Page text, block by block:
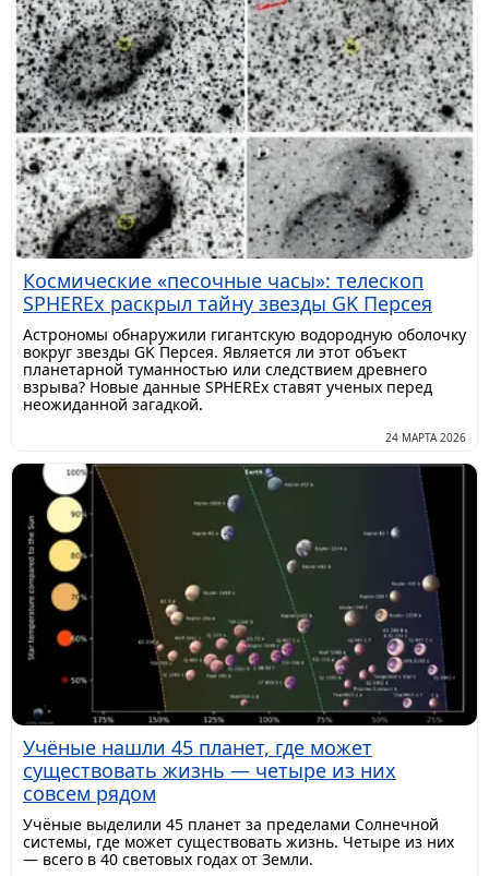
Космические «песочные часы»: телескоп
SPHEREx раскрыл тайну звезды GK Персея
Астрономы обнаружили гигантскую водородную оболочку
вокруг звезды GK Персея. Является ли этот объект
планетарной туманностью или следствием древнего
взрыва? Новые данные SPHEREx ставят ученых перед
неожиданной загадкой.
24 МАРТА 2026
Учёные нашли 45 планет, где может
существовать жизнь — четыре из них
совсем рядом
Учёные выделили 45 планет за пределами Солнечной
системы, где может существовать жизнь. Четыре из них
— всего в 40 световых годах от Земли.